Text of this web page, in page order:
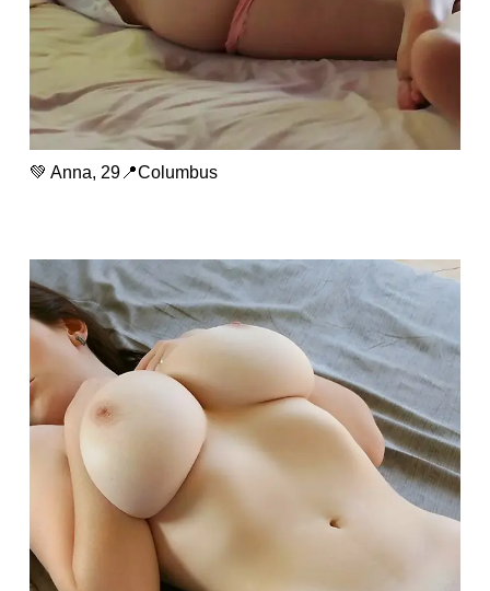
💚 Anna, 29📍Columbus